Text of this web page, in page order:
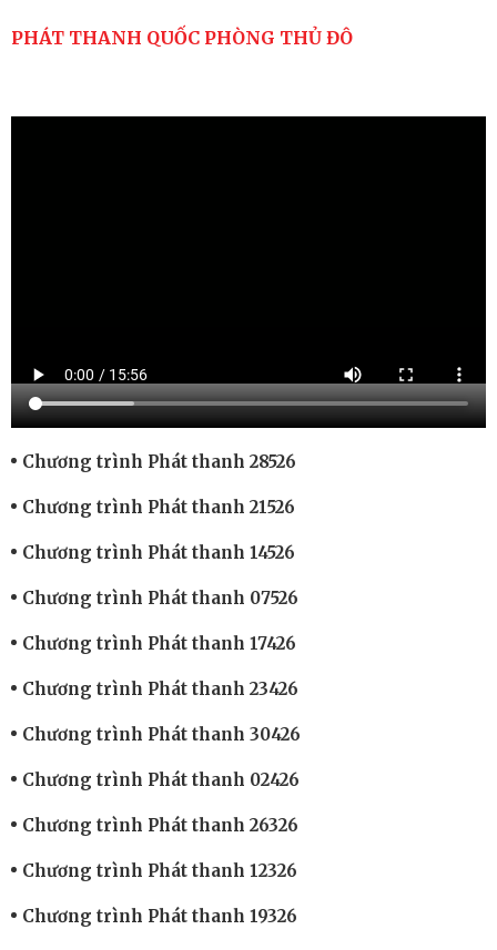
PHÁT THANH QUỐC PHÒNG THỦ ĐÔ
Chương trình Phát thanh 28526
Chương trình Phát thanh 21526
Chương trình Phát thanh 14526
Chương trình Phát thanh 07526
Chương trình Phát thanh 17426
Chương trình Phát thanh 23426
Chương trình Phát thanh 30426
Chương trình Phát thanh 02426
Chương trình Phát thanh 26326
Chương trình Phát thanh 12326
Chương trình Phát thanh 19326